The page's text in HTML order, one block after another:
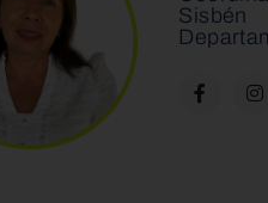
Sisbén